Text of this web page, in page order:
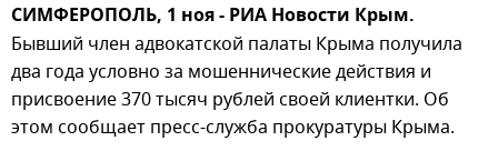
СИМФЕРОПОЛЬ, 1 ноя - РИА Новости Крым.
Бывший член адвокатской палаты Крыма получила
два года условно за мошеннические действия и
присвоение 370 тысяч рублей своей клиентки. Об
этом сообщает пресс-служба прокуратуры Крыма.